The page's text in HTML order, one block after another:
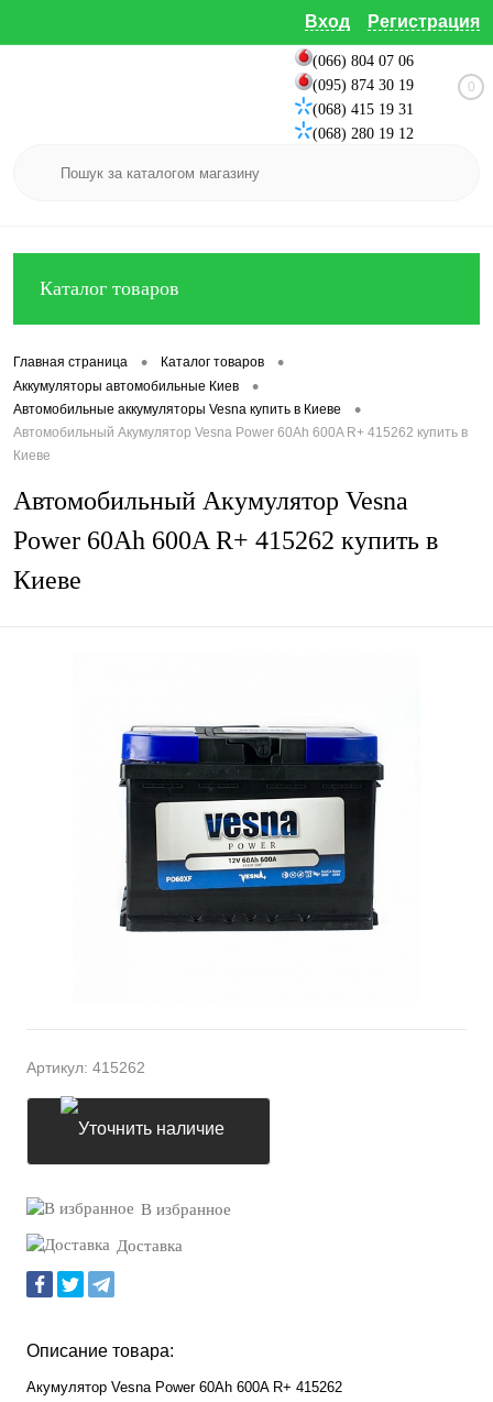
Вход Регистрация
(066) 804 07 06
(095) 874 30 19
(068) 415 19 31
(068) 280 19 12
0
Каталог товаров
Главная страница • Каталог товаров •
Аккумуляторы автомобильные Киев •
Автомобильные аккумуляторы Vesna купить в Киеве •
Автомобильный Акумулятор Vesna Power 60Ah 600A R+ 415262 купить в
Киеве
Автомобильный Акумулятор Vesna
Power 60Ah 600A R+ 415262 купить в
Киеве
Артикул: 415262
В избранное
Доставка
Описание товара:
Акумулятор Vesna Power 60Ah 600A R+ 415262